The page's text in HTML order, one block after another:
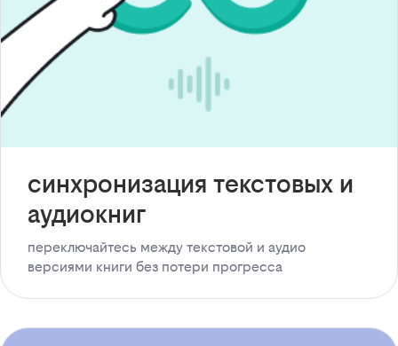
синхронизация текстовых и
аудиокниг
переключайтесь между текстовой и аудио
версиями книги без потери прогресса